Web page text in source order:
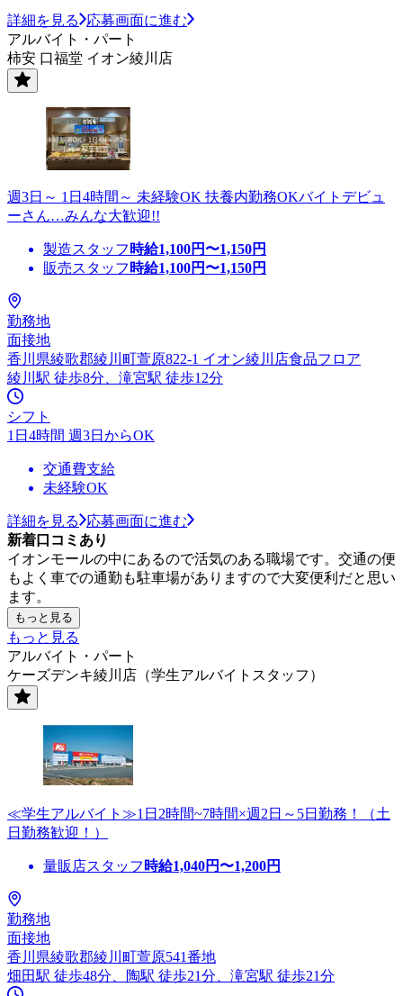
詳細を見る
応募画面に進む
アルバイト・パート
柿安 口福堂 イオン綾川店
週3日～ 1日4時間～ 未経験OK 扶養内勤務OKバイトデビュ
ーさん…みんな大歓迎!!
製造スタッフ 時給1,100円〜1,150円
販売スタッフ 時給1,100円〜1,150円
勤務地
面接地
香川県綾歌郡綾川町萱原822-1 イオン綾川店食品フロア
綾川駅 徒歩8分、滝宮駅 徒歩12分
シフト
1日4時間 週3日からOK
交通費支給
未経験OK
詳細を見る
応募画面に進む
新着口コミあり
イオンモールの中にあるので活気のある職場です。交通の便
もよく車での通勤も駐車場がありますので大変便利だと思い
ます。
もっと見る
もっと見る
アルバイト・パート
ケーズデンキ綾川店（学生アルバイトスタッフ）
≪学生アルバイト≫1日2時間~7時間×週2日～5日勤務！（土
日勤務歓迎！）
量販店スタッフ 時給1,040円〜1,200円
勤務地
面接地
香川県綾歌郡綾川町萱原541番地
畑田駅 徒歩48分、陶駅 徒歩21分、滝宮駅 徒歩21分